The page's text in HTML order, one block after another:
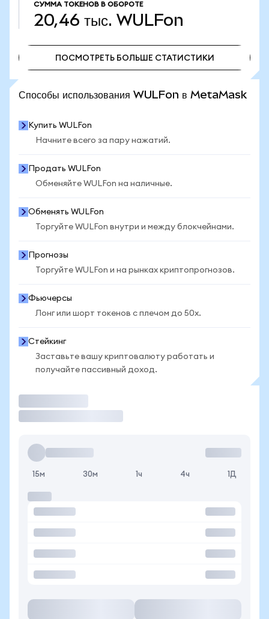
СУММА ТОКЕНОВ В ОБОРОТЕ
20,46 тыс. WULFon
ПОСМОТРЕТЬ БОЛЬШЕ СТАТИСТИКИ
Способы использования WULFon в MetaMask
Купить WULFon
Начните всего за пару нажатий.
Продать WULFon
Обменяйте WULFon на наличные.
Обменять WULFon
Торгуйте WULFon внутри и между блокчейнами.
Прогнозы
Торгуйте WULFon и на рынках криптопрогнозов.
Фьючерсы
Лонг или шорт токенов с плечом до 50x.
Стейкинг
Заставьте вашу криптовалюту работать и
получайте пассивный доход.
15м 30м 1ч 4ч 1Д